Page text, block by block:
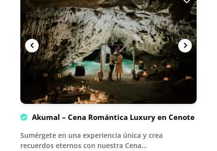
Akumal – Cena Romántica Luxury en Cenote
Sumérgete en una experiencia única y crea
recuerdos eternos con nuestra Cena…